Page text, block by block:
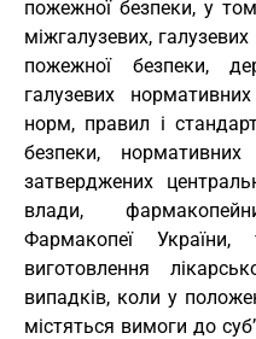
пожежної безпеки, у
міжгалузевих,
пожежної безпеки,
галузевих
норм, правил і
безпеки, нормативних
затверджених
влади,
Фармакопеї України,
виготовлення
випадків, коли у
містяться вимоги до